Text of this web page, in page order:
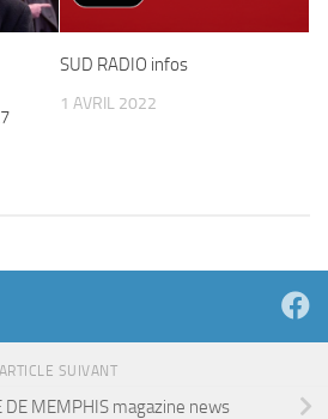
SUD RADIO infos
1 AVRIL 2022
ARTICLE SUIVANT
DE MEMPHIS magazine news